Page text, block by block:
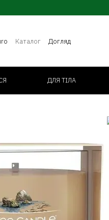
Каталог Догляд
ДЛЯ ТІЛА